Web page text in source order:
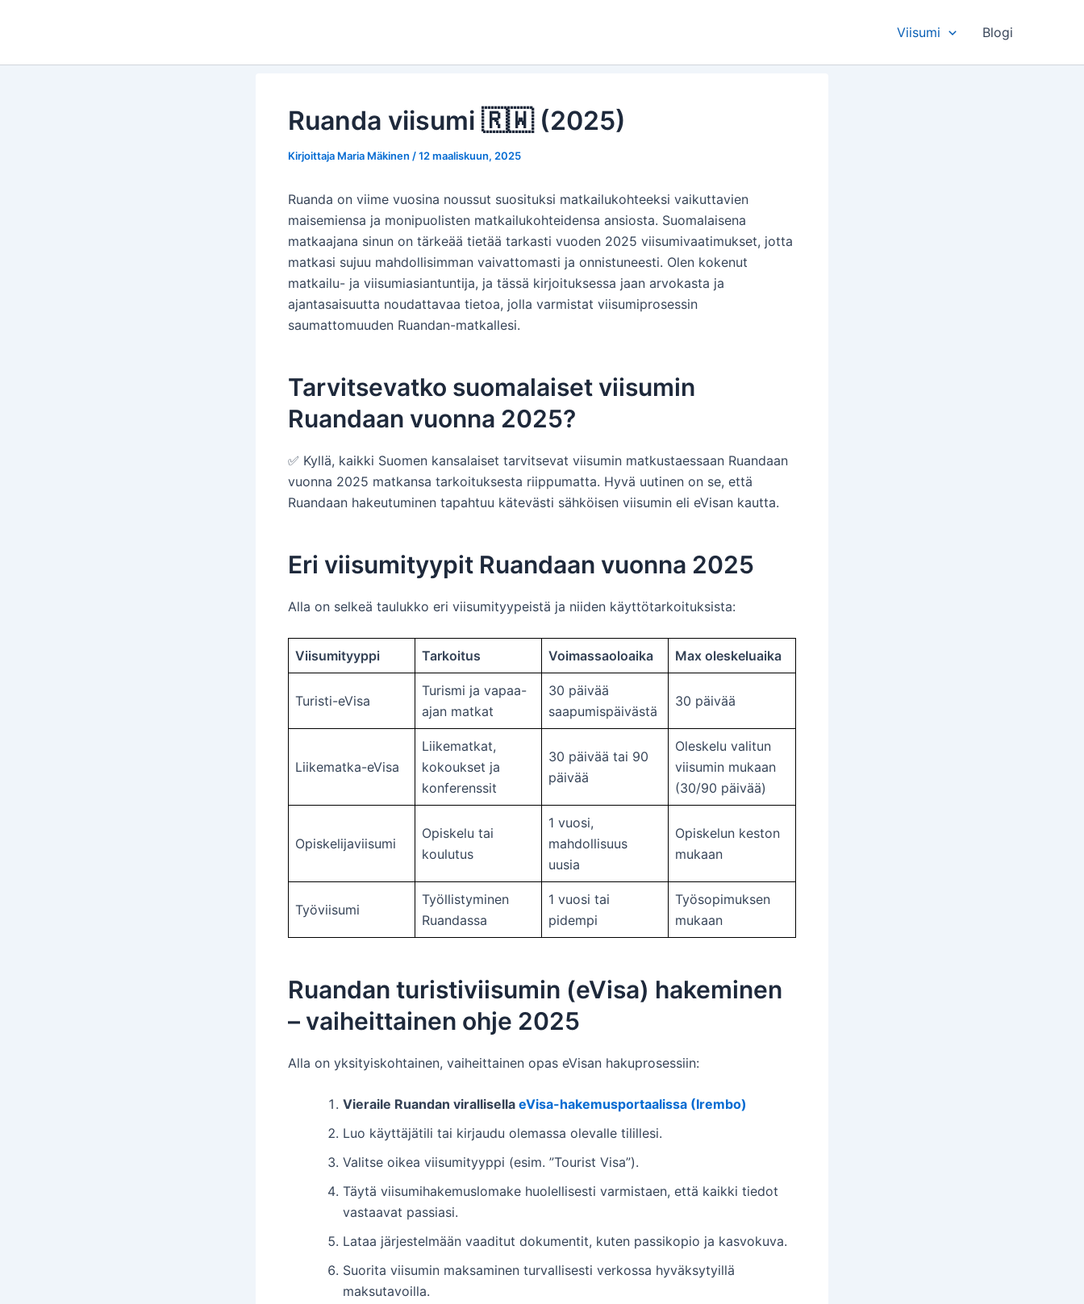
Viisumi Blogi
Ruanda viisumi 🇷🇼 (2025)
Kirjoittaja Maria Mäkinen /12 maaliskuun, 2025
Ruanda on viime vuosina noussut suosituksi matkailukohteeksi vaikuttavien
maisemiensa ja monipuolisten matkailukohteidensa ansiosta. Suomalaisena
matkaajana sinun on tärkeää tietää tarkasti vuoden 2025 viisumivaatimukset, jotta
matkasi sujuu mahdollisimman vaivattomasti ja onnistuneesti. Olen kokenut
matkailu- ja viisumiasiantuntija, ja tässä kirjoituksessa jaan arvokasta ja
ajantasaisuutta noudattavaa tietoa, jolla varmistat viisumiprosessin
saumattomuuden Ruandan-matkallesi.
Tarvitsevatko suomalaiset viisumin
Ruandaan vuonna 2025?
✅ Kyllä, kaikki Suomen kansalaiset tarvitsevat viisumin matkustaessaan Ruandaan
vuonna 2025 matkansa tarkoituksesta riippumatta. Hyvä uutinen on se, että
Ruandaan hakeutuminen tapahtuu kätevästi sähköisen viisumin eli eVisan kautta.
Eri viisumityypit Ruandaan vuonna 2025
Alla on selkeä taulukko eri viisumityypeistä ja niiden käyttötarkoituksista:
Viisumityyppi Tarkoitus Voimassaoloaika Max oleskeluaika
Turisti-eVisa
Turismi ja vapaa-
ajan matkat
30 päivää
saapumispäivästä
30 päivää
Liikematka-eVisa
Liikematkat,
kokoukset ja
konferenssit
30 päivää tai 90
päivää
Oleskelu valitun
viisumin mukaan
(30/90 päivää)
Opiskelijaviisumi
Opiskelu tai
koulutus
1 vuosi,
mahdollisuus
uusia
Opiskelun keston
mukaan
Työviisumi
Työllistyminen
Ruandassa
1 vuosi tai
pidempi
Työsopimuksen
mukaan
Ruandan turistiviisumin (eVisa) hakeminen
– vaiheittainen ohje 2025
Alla on yksityiskohtainen, vaiheittainen opas eVisan hakuprosessiin:
Vieraile Ruandan virallisella eVisa-hakemusportaalissa (Irembo)
Luo käyttäjätili tai kirjaudu olemassa olevalle tilillesi.
Valitse oikea viisumityyppi (esim. ”Tourist Visa”).
Täytä viisumihakemuslomake huolellisesti varmistaen, että kaikki tiedot
vastaavat passiasi.
Lataa järjestelmään vaaditut dokumentit, kuten passikopio ja kasvokuva.
Suorita viisumin maksaminen turvallisesti verkossa hyväksytyillä
maksutavoilla.